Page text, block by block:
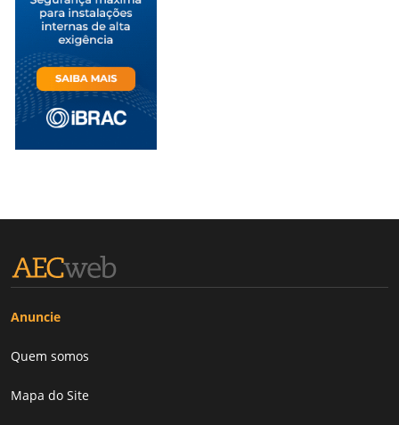
Anuncie
Quem somos
Mapa do Site